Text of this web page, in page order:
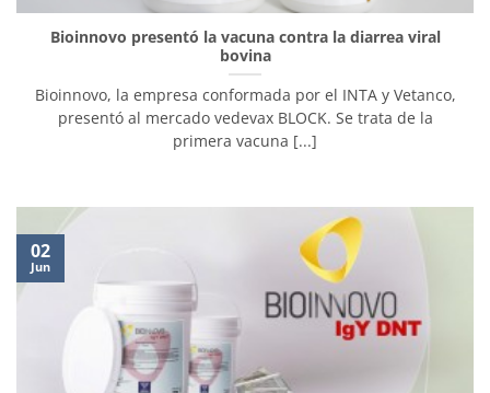
Bioinnovo presentó la vacuna contra la diarrea viral
bovina
Bioinnovo, la empresa conformada por el INTA y Vetanco,
presentó al mercado vedevax BLOCK. Se trata de la
primera vacuna [...]
02
Jun